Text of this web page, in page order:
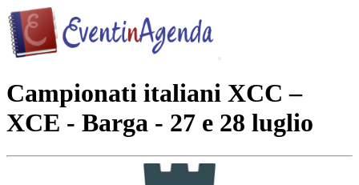
Campionati italiani XCC –
XCE - Barga - 27 e 28 luglio